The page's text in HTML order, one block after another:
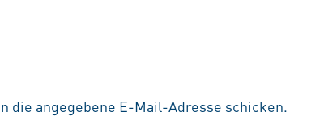
die angegebene E-Mail-Adresse schicken.